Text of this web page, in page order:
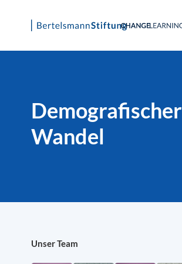
Skip
Demografischer
Wandel
Unser Team